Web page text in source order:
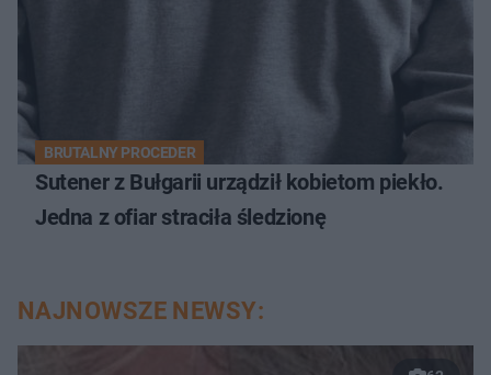
BRUTALNY PROCEDER
Sutener z Bułgarii urządził kobietom piekło.
Jedna z ofiar straciła śledzionę
NAJNOWSZE NEWSY: